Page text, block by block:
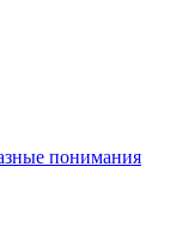
понимания